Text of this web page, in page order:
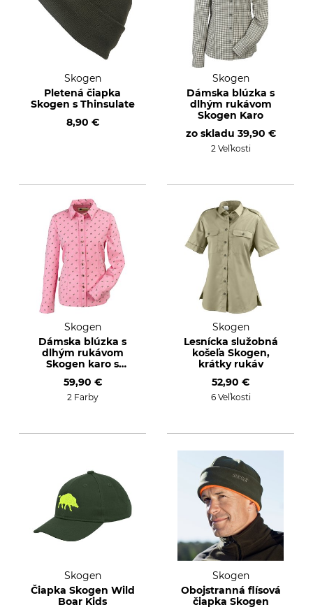
Skogen
Pletená čiapka
Skogen s Thinsulate
8,90 €
Skogen
Dámska blúzka s
dlhým rukávom
Skogen Karo
zo skladu 39,90 €
2 Veľkosti
Skogen
Dámska blúzka s
dlhým rukávom
Skogen karo s
59,90 €
2 Farby
Skogen
Lesnícka služobná
košeľa Skogen,
krátky rukáv
52,90 €
6 Veľkosti
Skogen
Čiapka Skogen Wild
Boar Kids
Skogen
Obojstranná flísová
čiapka Skogen